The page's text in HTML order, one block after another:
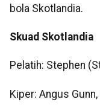
bola Skotlandia.
Skuad Skotlandia
Pelatih: Stephen
Kiper: Angus